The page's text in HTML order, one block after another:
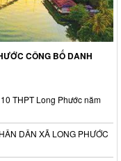
CÔNG BỐ DANH
THPT Long Phước năm
DÂN XÃ LONG PHƯỚC